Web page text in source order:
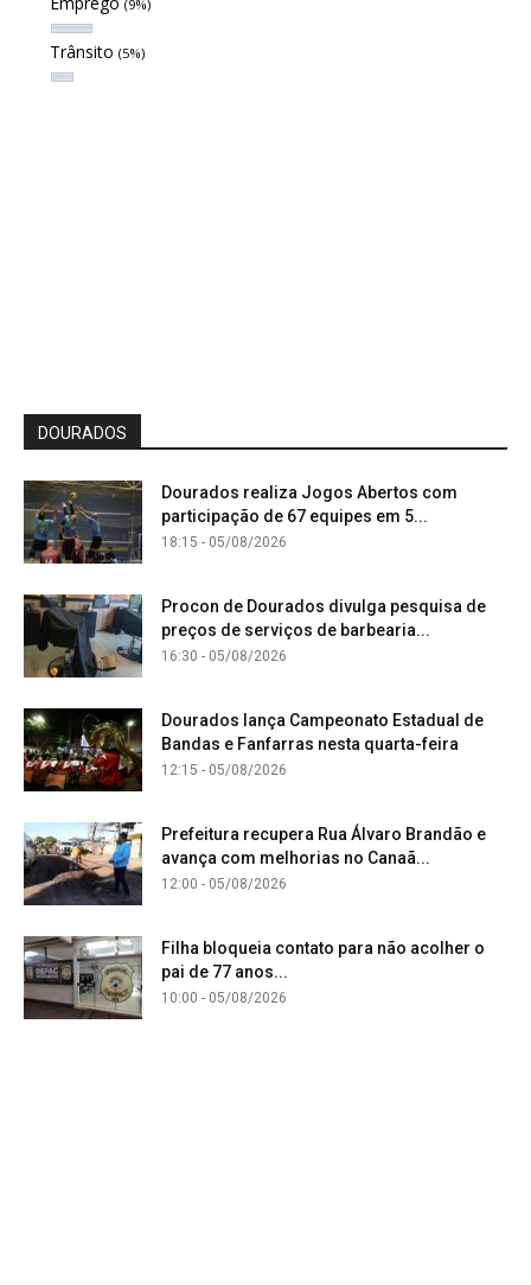
(9%)
Trânsito (5%)
DOURADOS
Dourados realiza Jogos Abertos com
participação de 67 equipes em 5...
18:15 - 05/08/2026
Procon de Dourados divulga pesquisa de
preços de serviços de barbearia...
16:30 - 05/08/2026
Dourados lança Campeonato Estadual de
Bandas e Fanfarras nesta quarta-feira
12:15 - 05/08/2026
Prefeitura recupera Rua Álvaro Brandão e
avança com melhorias no Canaã...
12:00 - 05/08/2026
Filha bloqueia contato para não acolher o
pai de 77 anos...
10:00 - 05/08/2026